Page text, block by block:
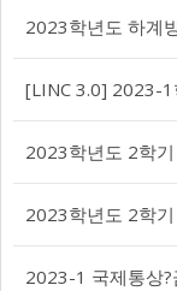
2023학년도 하계
[LINC 3.0] 2023-1
2023학년도 2학
2023학년도 2학
2023-1 국제통상?